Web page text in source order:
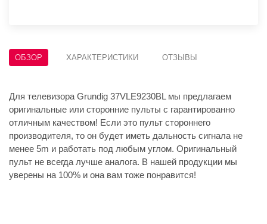
ОБЗОР ХАРАКТЕРИСТИКИ ОТЗЫВЫ
Для телевизора Grundig 37VLE9230BL мы предлагаем
оригинальные или сторонние пульты с гарантированно
отличным качеством! Если это пульт стороннего
производителя, то он будет иметь дальность сигнала не
менее 5m и работать под любым углом. Оригинальный
пульт не всегда лучше аналога. В нашей продукции мы
уверены на 100% и она вам тоже понравится!